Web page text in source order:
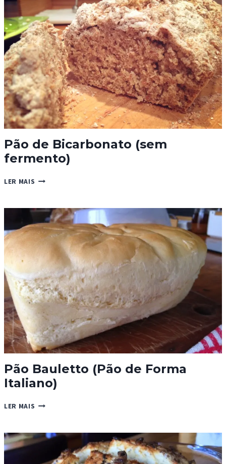
Pão de Bicarbonato (sem
fermento)
LER MAIS PÃO
(SEM
FERMENTO)
Pão Bauletto (Pão de Forma
Italiano)
LER MAIS PÃO
DE
FORMA
ITALIANO)